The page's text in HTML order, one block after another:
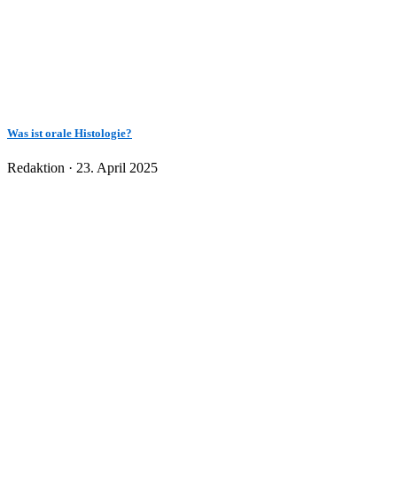
Was ist orale Histologie?
Redaktion · Veröffentlicht
23. April 2025